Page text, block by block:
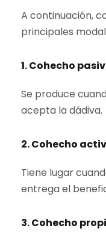
A continuación,
principales
1. Cohecho
Se produce
acepta la dádiva.
2. Cohecho
Tiene lugar
entrega el
3. Cohecho